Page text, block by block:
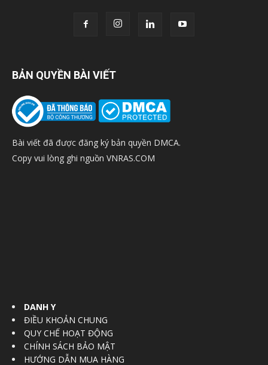
BẢN QUYỀN BÀI VIẾT
Bài viết đã được đăng ký bản quyền DMCA.
Copy vui lòng ghi nguồn VNRAS.COM
DANH Y
ĐIỀU KHOẢN CHUNG
QUY CHẾ HOẠT ĐỘNG
CHÍNH SÁCH BẢO MẬT
HƯỚNG DẪN MUA HÀNG